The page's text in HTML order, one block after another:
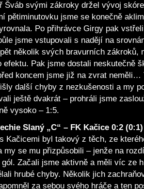
Šváb svými zákroky držel vývoj
pětiminutovku jsme se konečně
Po přihrávce Girgy pak
jsme vstupovali s nadějí na
několik svých bravurních zákroků,
efektu. Pak jsme dostali neskutečně
koncem jsme již na zvrat
další chyby z nezkušenosti a my
ještě dvakrát – prohráli jsme
vysoko – 1:5.
Slaný „C“ – FK Kačice 0:2 (0:1)
Kačicemi byl takový z těch, ze
my se mu přizpůsobili – jenže na
Začali jsme aktivně a měli víc ze
hrubé chyby. Několik jich
za sebou svého hráče a ten